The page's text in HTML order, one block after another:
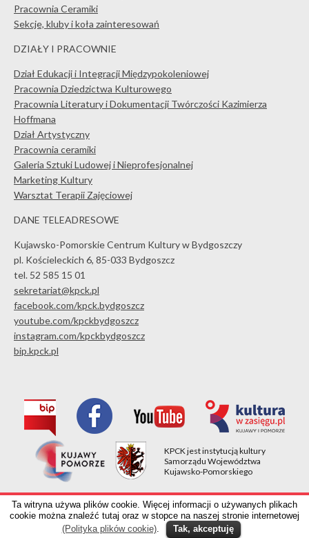
Pracownia Ceramiki
Sekcje, kluby i koła zainteresowań
DZIAŁY I PRACOWNIE
Dział Edukacji i Integracji Międzypokoleniowej
Pracownia Dziedzictwa Kulturowego
Pracownia Literatury i Dokumentacji Twórczości Kazimierza
Hoffmana
Dział Artystyczny
Pracownia ceramiki
Galeria Sztuki Ludowej i Nieprofesjonalnej
Marketing Kultury
Warsztat Terapii Zajęciowej
DANE TELEADRESOWE
Kujawsko-Pomorskie Centrum Kultury w Bydgoszczy
pl. Kościeleckich 6, 85-033 Bydgoszcz
tel. 52 585 15 01
sekretariat@kpck.pl
facebook.com/kpck.bydgoszcz
youtube.com/kpckbydgoszcz
instagram.com/kpckbydgoszcz
bip.kpck.pl
KPCK jest instytucją kultury
Samorządu Województwa
Kujawsko-Pomorskiego
Kujawsko-Pomorskie Centrum Kultury w Bydgoszczy
pl. Kościeleckich 6, 85-033 Bydgoszcz, tel. 52 585 15 01
Ta witryna używa plików cookie. Więcej informacji o używanych plikach
cookie można znaleźć tutaj oraz w stopce na naszej stronie internetowej
(Polityka plików cookie). Tak, akceptuję